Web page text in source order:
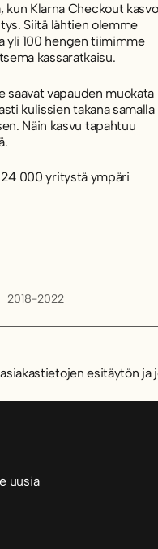
Klarna Checkout
Siitä lähtien olemme
yli 100 hengen tiimimme
kassaratkaisu.
saavat vapauden muokata
kulissien takana samalla
Näin kasvu tapahtuu
000 yritystä ympäri
2018-2022
esitäytön
uusia